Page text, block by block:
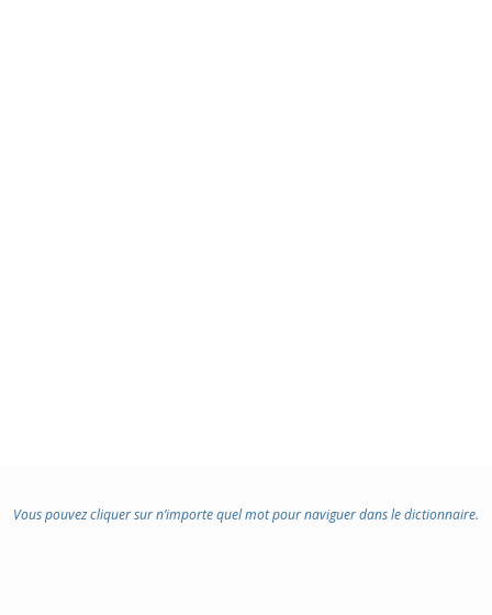
Vous pouvez cliquer sur n’importe quel mot pour naviguer dans le dictionnaire.